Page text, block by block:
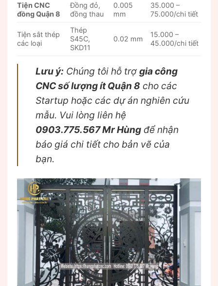
Tiện CNC
đồng Quận 8
Đồng đỏ,
đồng thau
0.005
mm
35.000 –
75.000/chi tiết
Tiện sắt thép
các loại
Thép
S45C,
SKD11
0.02 mm
15.000 –
45.000/chi tiết
Lưu ý: Chúng tôi hỗ trợgia công
CNC số lượng ít Quận 8 cho các
Startup hoặc các dự án nghiên cứu
mẫu. Vui lòng liên hệ
0903.775.567 Mr Hùng để nhận
báo giá chi tiết cho bản vẽ của
bạn.